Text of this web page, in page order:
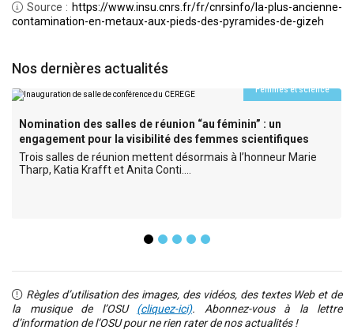
Source : https://www.insu.cnrs.fr/fr/cnrsinfo/la-plus-ancienne-
contamination-en-metaux-aux-pieds-des-pyramides-de-gizeh
Nos dernières actualités
Femmes et science
Nomination des salles de réunion “au féminin” : un
engagement pour la visibilité des femmes scientifiques
Trois salles de réunion mettent désormais à l’honneur Marie
Tharp, Katia Krafft et Anita Conti.…
Règles d’utilisation des images, des vidéos, des textes Web et de
la musique de l’OSU (cliquez-ici). Abonnez-vous à la lettre
d’information de l’OSU pour ne rien rater de nos actualités !